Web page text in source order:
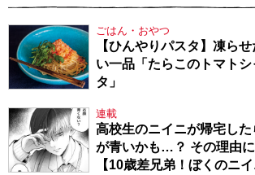
ごはん・おやつ
【ひんやりパスタ】凍ら
い一品「たらこのトマト
タ」
連載
高校生のニイニが帰宅し
が青いかも…？ その理由
【10歳差兄弟！ぼくのニ